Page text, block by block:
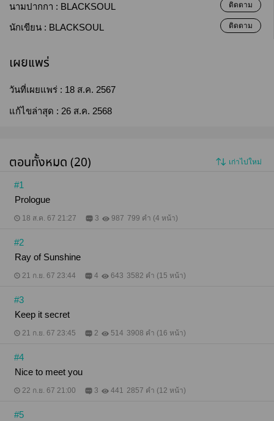
นามปากกา : BLACKSOUL ติดตาม
นักเขียน : BLACKSOUL ติดตาม
เผยแพร่
วันที่เผยแพร่ : 18 ส.ค. 2567
แก้ไขล่าสุด : 26 ส.ค. 2568
ตอนทั้งหมด (20) เก่าไปใหม่
#1
Prologue
18 ส.ค. 67 21:27 3 987 799 คำ (4 หน้า)
#2
Ray of Sunshine
21 ก.ย. 67 23:44 4 643 3582 คำ (15 หน้า)
#3
Keep it secret
21 ก.ย. 67 23:45 2 514 3908 คำ (16 หน้า)
#4
Nice to meet you
22 ก.ย. 67 21:00 3 441 2857 คำ (12 หน้า)
#5